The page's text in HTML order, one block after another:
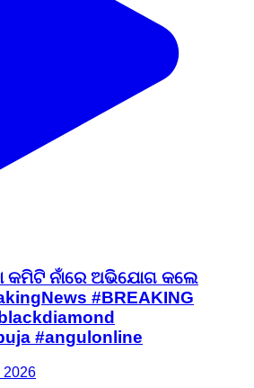
କମିଟି ନାଁରେ ଅଭିଯୋଗ କଲେ
#BREAKING
#angulonline
2026